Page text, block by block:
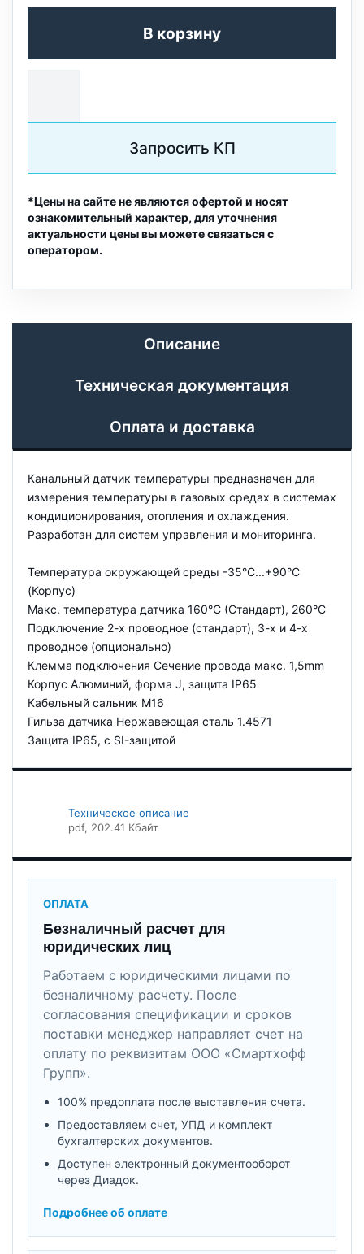
В корзину
Запросить КП
*Цены на сайте не являются офертой и носят
ознакомительный характер, для уточнения
актуальности цены вы можете связаться с
оператором.
Описание
Техническая документация
Оплата и доставка
Канальный датчик температуры предназначен для
измерения температуры в газовых средах в системах
кондиционирования, отопления и охлаждения.
Разработан для систем управления и мониторинга.
Температура окружающей среды -35°C...+90°C
(Корпус)
Макс. температура датчика 160°C (Стандарт), 260°C
Подключение 2-х проводное (стандарт), 3-х и 4-х
проводное (опционально)
Клемма подключения Сечение провода макс. 1,5mm
Корпус Алюминий, форма J, защита IP65
Кабельный сальник M16
Гильза датчика Нержавеющая сталь 1.4571
Защита IP65, c SI-защитой
Техническое описание
pdf, 202.41 Кбайт
ОПЛАТА
Безналичный расчет для
юридических лиц
Работаем с юридическими лицами по
безналичному расчету. После
согласования спецификации и сроков
поставки менеджер направляет счет на
оплату по реквизитам ООО «Смартхофф
Групп».
100% предоплата после выставления счета.
Предоставляем счет, УПД и комплект
бухгалтерских документов.
Доступен электронный документооборот
через Диадок.
Подробнее об оплате